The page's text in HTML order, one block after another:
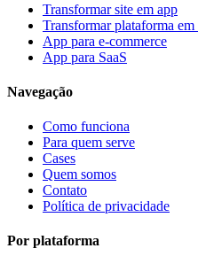
Transformar site em app
Transformar plataforma em
App para e-commerce
App para SaaS
Navegação
Como funciona
Para quem serve
Cases
Quem somos
Contato
Política de privacidade
Por plataforma